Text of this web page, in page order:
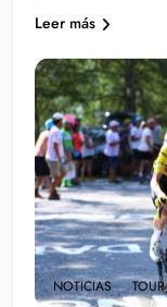
Leer más
NOTICIAS